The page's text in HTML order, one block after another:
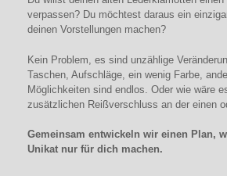
verpassen? Du möchtest daraus ein
deinen Vorstellungen machen?
Kein Problem, es sind unzählige
Taschen, Aufschläge, ein wenig Farbe,
Möglichkeiten sind endlos. Oder wie wäre
zusätzlichen Reißverschluss an der einen
Gemeinsam entwickeln wir einen Plan,
Unikat nur für dich machen.